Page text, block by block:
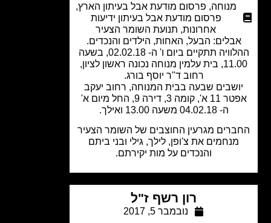
פרסום מודעת אבל בעיתון הארץ,
פרסום מודעת אבל בעיתון ידיעות
אחרונות,תנועת השומר הצעיר
הבעל, האחות, הילדים והנכדים.
ההלוויה תתקיים ביום ו' ה- 02.02.18, בשעה
11.00, בית עלמין מנוחה נכונה ראשון לציון,
רחוב ד"ר יוסף בורג.
שבעה בבית המנוחה, רחוב יעקב
אפטר 11 א', קומה 3, דירה 9, החל מיום א'
מגרעין החוצבים של השומר הצעיר
מנחמים את צ'ופן, לילך, גילי ובני ביתם
והנכדים על מות יקירתם.
רון רשף ז"ל
נובמבר 5, 2017